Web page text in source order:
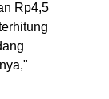
Rp4,5